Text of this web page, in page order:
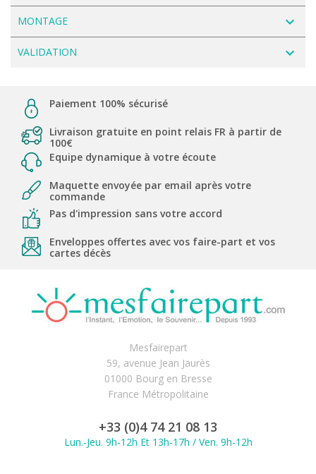
MONTAGE navigate_next
VALIDATION navigate_next
Paiement 100% sécurisé
Livraison gratuite en point relais FR à partir de
100€
Equipe dynamique à votre écoute
Maquette envoyée par email après votre
commande
Pas d'impression sans votre accord
Enveloppes offertes avec vos faire-part et vos
cartes décès
Mesfairepart
59, avenue Jean Jaurès
01000 Bourg en Bresse
France Métropolitaine
+33 (0)4 74 21 08 13
Lun.-Jeu. 9h-12h Et 13h-17h / Ven. 9h-12h